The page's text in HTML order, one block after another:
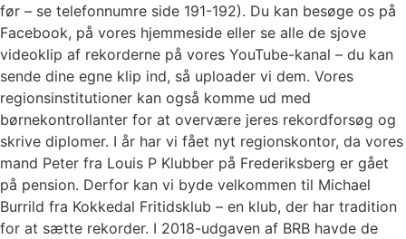
før – se telefonnumre side 191-192). Du kan besøge os på
Facebook, på vores hjemmeside eller se alle de sjove
videoklip af rekorderne på vores YouTube-kanal – du kan
sende dine egne klip ind, så uploader vi dem. Vores
regionsinstitutioner kan også komme ud med
børnekontrollanter for at overvære jeres rekordforsøg og
skrive diplomer. I år har vi fået nyt regionskontor, da vores
mand Peter fra Louis P Klubber på Frederiksberg er gået
på pension. Derfor kan vi byde velkommen til Michael
Burrild fra Kokkedal Fritidsklub – en klub, der har tradition
for at sætte rekorder. I 2018-udgaven af BRB havde de